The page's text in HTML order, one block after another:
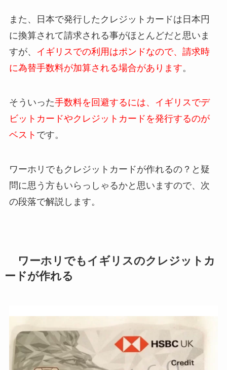
また、日本で発行したクレジットカードは日本円
に換算されて請求される事がほとんどだと思いま
すが、
イギリスでの利用はポンドなので、請求時
に為替手数料が加算される場合があります。
そういった手数料を回避するには、イギリスでデ
ビットカードやクレジットカードを発行するのが
ベスト です。
ワーホリでもクレジットカードが作れるの？と疑
問に思う方もいらっしゃるかと思いますので、次
の段落で解説します。
ワーホリでもイギリスのクレジットカ
ードが作れる